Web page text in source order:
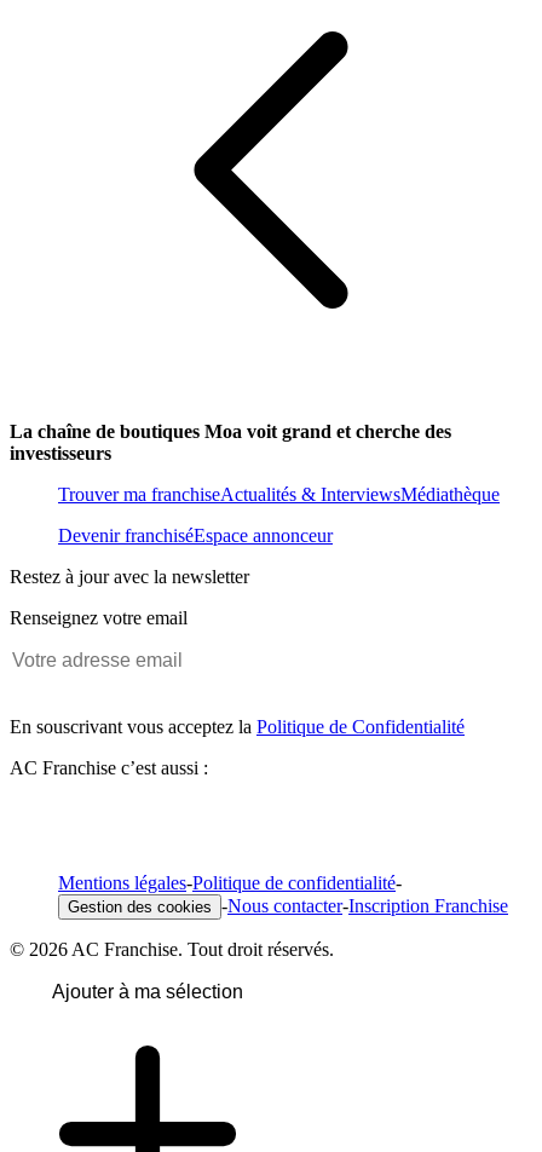
La chaîne de boutiques Moa voit grand et cherche des
investisseurs
Trouver ma franchiseActualités & InterviewsMédiathèque
Devenir franchiséEspace annonceur
Restez à jour avec la newsletter
Renseignez votre email
En souscrivant vous acceptez la Politique de Confidentialité
AC Franchise c’est aussi :
Mentions légales-Politique de confidentialité-
Gestion des cookies -Nous contacter-Inscription Franchise
© 2026 AC Franchise. Tout droit réservés.
Ajouter à ma sélection